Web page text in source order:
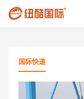
国际快递